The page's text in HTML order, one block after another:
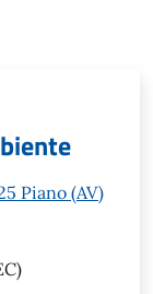
Piano (AV)